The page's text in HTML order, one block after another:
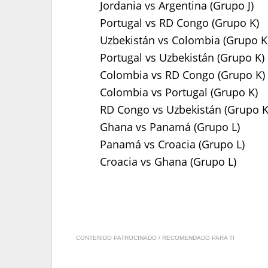
Jordania vs Argentina (Grupo J)
Portugal vs RD Congo (Grupo K)
Uzbekistán vs Colombia (Grupo
Portugal vs Uzbekistán (Grupo K)
Colombia vs RD Congo (Grupo K)
Colombia vs Portugal (Grupo K)
RD Congo vs Uzbekistán (Grupo
Ghana vs Panamá (Grupo L)
Panamá vs Croacia (Grupo L)
Croacia vs Ghana (Grupo L)
CONTENIDO PATROCINADO / RECOMENDADO PARA TI